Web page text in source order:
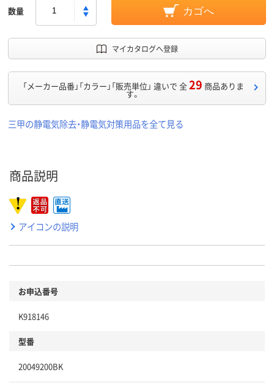
数量 カゴへ
マイカタログへ登録
「メーカー品番」「カラー」「販売単位」 違いで 全29 商品ありま
す。
三甲の静電気除去・静電気対策用品を全て見る
商品説明
アイコンの説明
お申込番号
K918146
型番
20049200BK